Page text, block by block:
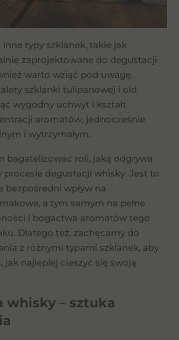
typy szklanek, takie jak
zaprojektowane do degustacji
warto wziąć pod uwagę.
szklanki tulipanowej i old
wygodny uchwyt i kształt
aromatów, jednocześnie
i wytrzymałym.
bagatelizować roli, jaką odgrywa
procesie degustacji whisky. Jest to
bezpośredni wpływ na
a tym samym na pełne
i bogactwa aromatów tego
Dlatego też, zachęcamy do
z różnymi typami szklanek, aby
jak najlepiej cieszyć się swoją
whisky – sztuka